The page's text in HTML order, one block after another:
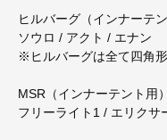
ヒルバーグ（インナーテン
ソウロ / アクト / エナン
※ヒルバーグは全て四角
MSR（インナーテント用）
フリーライト1 / エリクサ